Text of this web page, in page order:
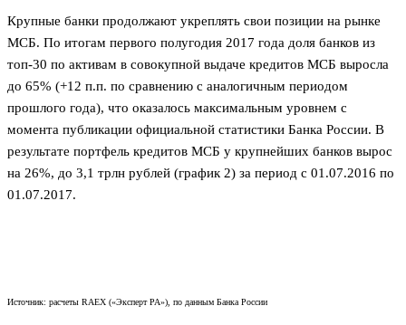
Крупные банки продолжают укреплять свои позиции на рынке
МСБ. По итогам первого полугодия 2017 года доля банков из
топ-30 по активам в совокупной выдаче кредитов МСБ выросла
до 65% (+12 п.п. по сравнению с аналогичным периодом
прошлого года), что оказалось максимальным уровнем с
момента публикации официальной статистики Банка России. В
результате портфель кредитов МСБ у крупнейших банков вырос
на 26%, до 3,1 трлн рублей (график 2) за период с 01.07.2016 по
01.07.2017.
Источник: расчеты RAEX («Эксперт РА»), по данным Банка России